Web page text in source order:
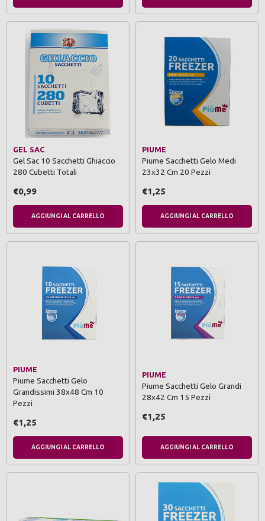
GEL SAC
Gel Sac 10 Sacchetti Ghiaccio
280 Cubetti Totali
€0,99
AGGIUNGI AL CARRELLO
PIUME
Piume Sacchetti Gelo Medi
23x32 Cm 20 Pezzi
€1,25
AGGIUNGI AL CARRELLO
PIUME
Piume Sacchetti Gelo
Grandissimi 38x48 Cm 10
Pezzi
€1,25
AGGIUNGI AL CARRELLO
PIUME
Piume Sacchetti Gelo Grandi
28x42 Cm 15 Pezzi
€1,25
AGGIUNGI AL CARRELLO